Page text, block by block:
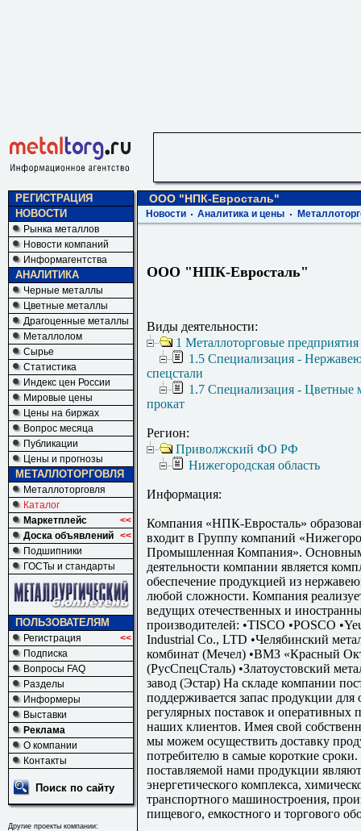
РЕГИСТРАЦИЯ
НОВОСТИ
Рынка металлов
Новости компаний
Информагентства
АНАЛИТИКА
Черные металлы
Цветные металлы
Драгоценные металлы
Металлолом
Сырье
Статистика
Индекс цен России
Мировые цены
Цены на биржах
Вопрос месяца
Публикации
Цены и прогнозы
МЕТАЛЛОТОРГОВЛЯ
Металлоторговля
Каталог
Маркетплейс
<<
Доска объявлений <<
Подшипники
ГОСТы и стандарты
ПОЛЬЗОВАТЕЛЯМ
Регистрация
<<
Подписка
Вопросы FAQ
Разделы
Информеры
Выставки
Реклама
О компании
Контакты
Поиск по сайту
Другие проекты компании:
ООО "НПК-Евросталь"
Новости Аналитика и цены
ООО "НПК-Евросталь"
Виды деятельности:
1 Металлоторговые
1.5 Специализация -
спецстали
1.7 Специализация - Цветные
прокат
Регион:
Приволжский ФО РФ
Нижегородская область
Информация:
Компания «НПК-Евросталь»
входит в Группу компаний
Промышленная Компания».
деятельности компании является
обеспечение продукцией из
любой сложности. Компания
ведущих отечественных и
производителей: •TISCO •POSCO
Industrial Co., LTD •Челябинский
комбинат (Мечел) •ВМЗ «Красный
(РусСпецСталь) •Златоустовский
завод (Эстар) На складе компании
поддерживается запас продукции для
регулярных поставок и оперативных
наших клиентов. Имея свой
мы можем осуществить доставку
потребителю в самые короткие
поставляемой нами продукции
энергетического комплекса,
транспортного машиностроения,
пищевого, емкостного и торгового